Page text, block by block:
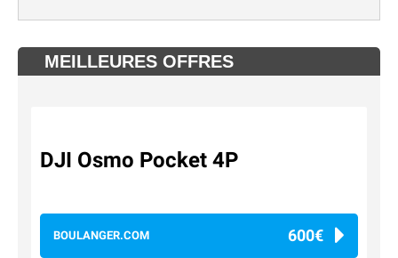
MEILLEURES OFFRES
DJI Osmo Pocket 4P
BOULANGER.COM 600€